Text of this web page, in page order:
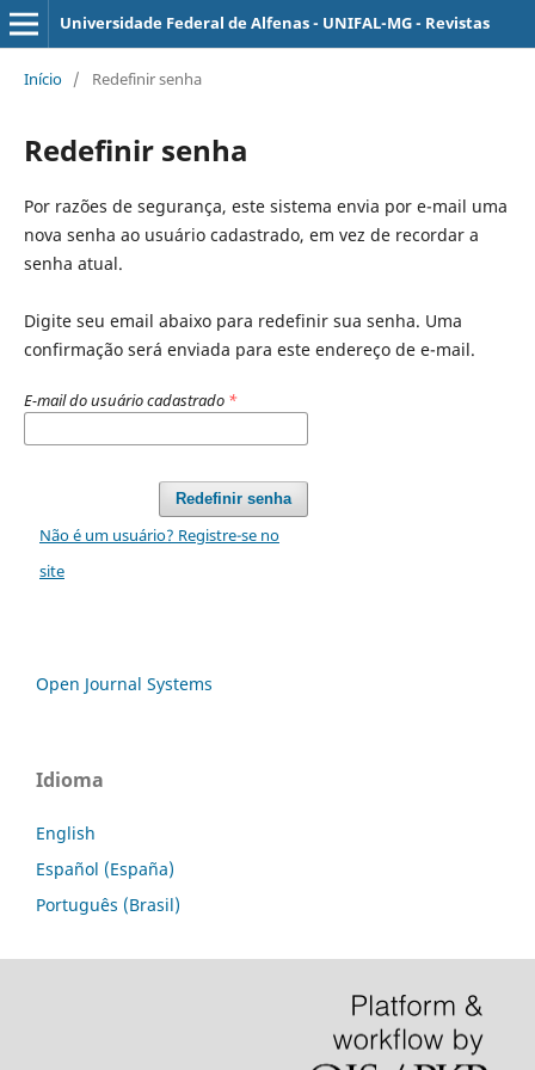
Universidade Federal de Alfenas - UNIFAL-MG - Revistas
Início / Redefinir senha
Redefinir senha
Por razões de segurança, este sistema envia por e-mail uma
nova senha ao usuário cadastrado, em vez de recordar a
senha atual.
Digite seu email abaixo para redefinir sua senha. Uma
confirmação será enviada para este endereço de e-mail.
E-mail do usuário cadastrado *
Redefinir senha
Não é um usuário? Registre-se no
site
Open Journal Systems
Idioma
English
Español (España)
Português (Brasil)